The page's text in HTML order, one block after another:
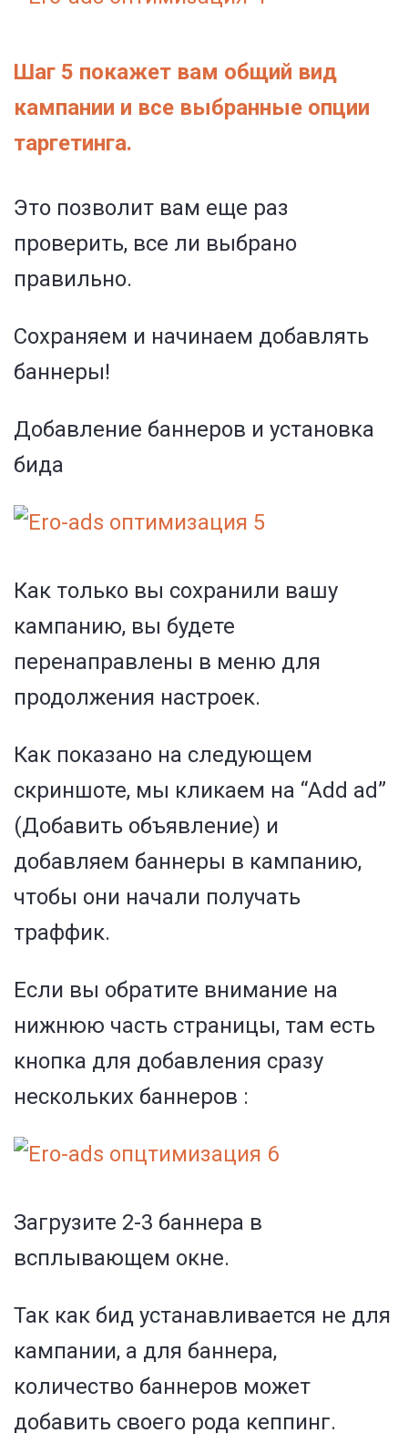
Шаг 5 покажет вам общий вид
кампании и все выбранные опции
таргетинга.
Это позволит вам еще раз
проверить, все ли выбрано
правильно.
Сохраняем и начинаем добавлять
баннеры!
Добавление баннеров и установка
бида
Как только вы сохранили вашу
кампанию, вы будете
перенаправлены в меню для
продолжения настроек.
Как показано на следующем
скриншоте, мы кликаем на “Add ad”
(Добавить объявление) и
добавляем баннеры в кампанию,
чтобы они начали получать
траффик.
Если вы обратите внимание на
нижнюю часть страницы, там есть
кнопка для добавления сразу
нескольких баннеров :
Загрузите 2-3 баннера в
всплывающем окне.
Так как бид устанавливается не для
кампании, а для баннера,
количество баннеров может
добавить своего рода кеппинг.